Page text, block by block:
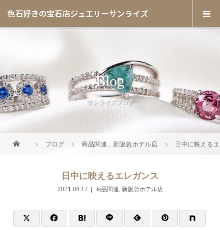
色石好きの宝石店ジュエリーサンライズ
Blog
サンライズブログ
ブログ 商品関連 , 新阪急ホテル店 日中に映える
日中に映えるエレガンス
2021.04.17 商品関連, 新阪急ホテル店